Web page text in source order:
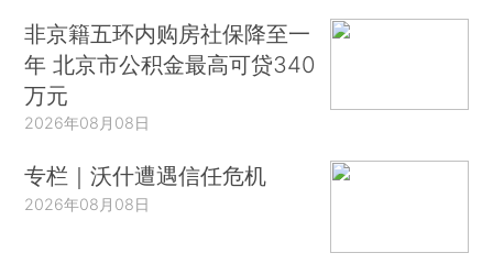
非京籍五环内购房社保降至一
年 北京市公积金最高可贷340
万元
2026年08月08日
专栏｜沃什遭遇信任危机
2026年08月08日